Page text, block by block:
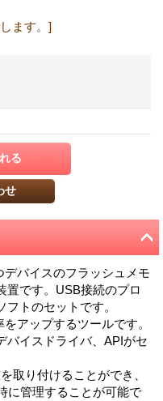
ます。]
バイスのフラッシュメモ
置です。USB接続のプロ
トのセットです。
アップするツールです。
バイスドライバ、APIがセ
取り付けることができ、
に管理することが可能で